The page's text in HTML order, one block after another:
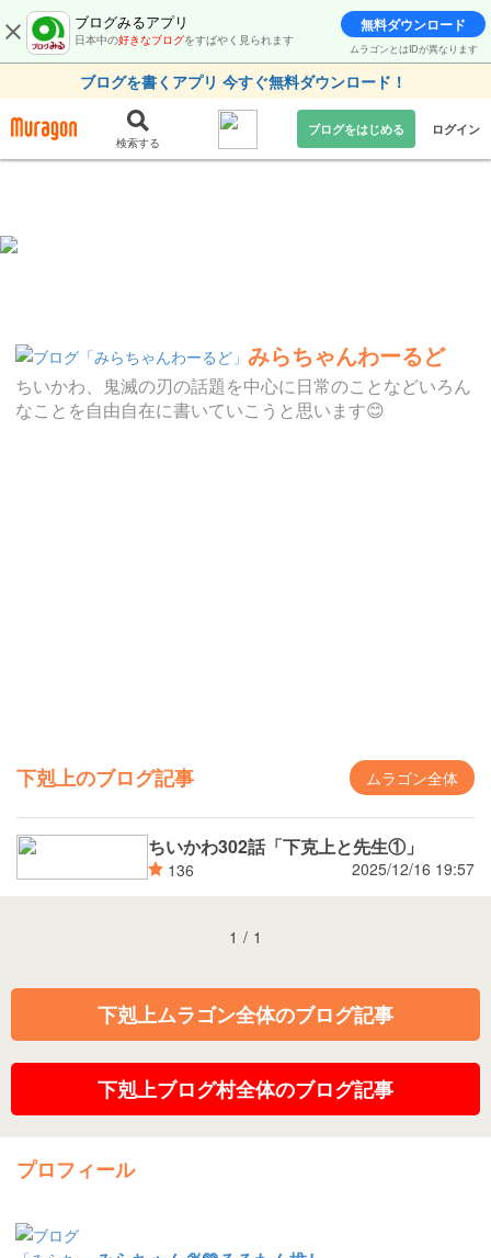
ブログみるアプリ
日本中の好きなブログをすばやく見られます
無料ダウンロード
ムラゴンとはIDが異なります
ブログを書くアプリ 今すぐ無料ダウンロード！
検索する
ブログをはじめる ログイン
みらちゃんわーるど
ちいかわ、鬼滅の刃の話題を中心に日常のことなどいろん
なことを自由自在に書いていこうと思います😊
下剋上のブログ記事 ムラゴン全体
ちいかわ302話「下克上と先生①」
136 2025/12/16 19:57
1 / 1
下剋上ムラゴン全体のブログ記事
下剋上ブログ村全体のブログ記事
プロフィール